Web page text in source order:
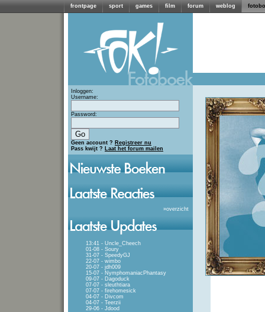
frontpage sport games film forum weblog
Inloggen:
Username:
Password:
Geen account ? Registreer nu
Pass kwijt ? Laat het forum mailen
»overzicht
13:41 - Uncle_Cheech
01-08 - Soury
31-07 - SpeedyGJ
22-07 - wimbo
20-07 - jdh009
15-07 - NymphomaniacPhantasy
09-07 - Dagoduck
07-07 - sleuthtiara
07-07 - firehomesick
04-07 - Divcom
04-07 - Teerzii
29-06 - Jdood